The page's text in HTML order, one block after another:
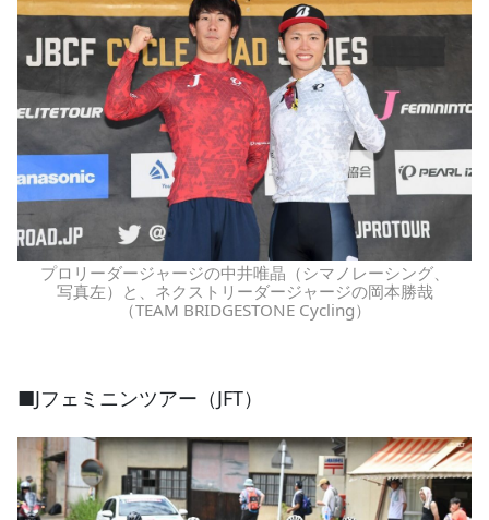
プロリーダージャージの中井唯晶（シマノレーシング、
写真左）と、ネクストリーダージャージの岡本勝哉
（TEAM BRIDGESTONE Cycling）
■Jフェミニンツアー（JFT）